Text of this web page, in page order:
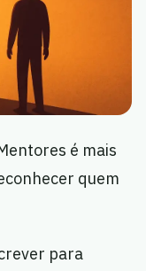
é mais
quem
para